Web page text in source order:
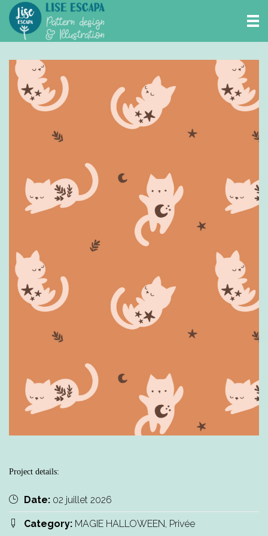
Project details:
Date: 02 juillet 2026
Category: MAGIE HALLOWEEN, Privée